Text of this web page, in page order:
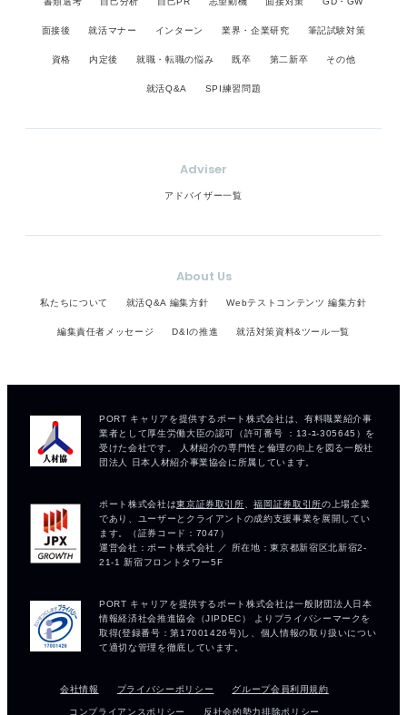
面接後 就活マナー インターン 業界・企業研究 筆記試験対策
資格 内定後 就職・転職の悩み 既卒 第二新卒 その他
就活Q&A SPI練習問題
Adviser
アドバイザー一覧
About Us
私たちについて 就活Q&A 編集方針 Webテストコンテンツ 編集方針
編集責任者メッセージ D&Iの推進 就活対策資料&ツール一覧
会社情報 プライバシーポリシー グループ会員利用規約
コンプライアンスポリシー 反社会的勢力排除ポリシー